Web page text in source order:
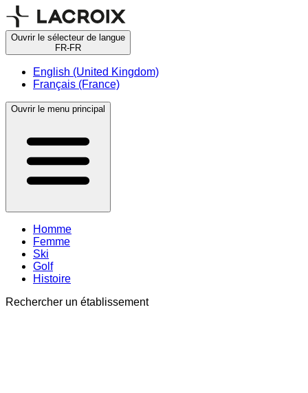
Ouvrir le sélecteur de langue
FR-FR
English (United Kingdom)
Français (France)
Ouvrir le menu principal
Homme
Femme
Ski
Golf
Histoire
Rechercher un établissement